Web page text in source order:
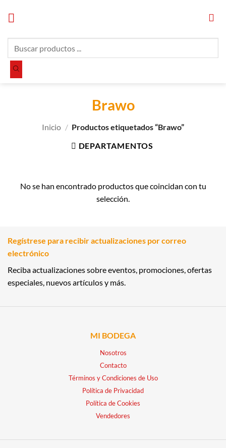
productos
Brawo
Inicio / Productos etiquetados “Brawo”
DEPARTAMENTOS
No se han encontrado productos que coincidan con tu
selección.
Regístrese para recibir actualizaciones por correo
electrónico
Reciba actualizaciones sobre eventos, promociones, ofertas
especiales, nuevos artículos y más.
MI BODEGA
Nosotros
Contacto
Términos y Condiciones de Uso
Política de Privacidad
Política de Cookies
Vendedores